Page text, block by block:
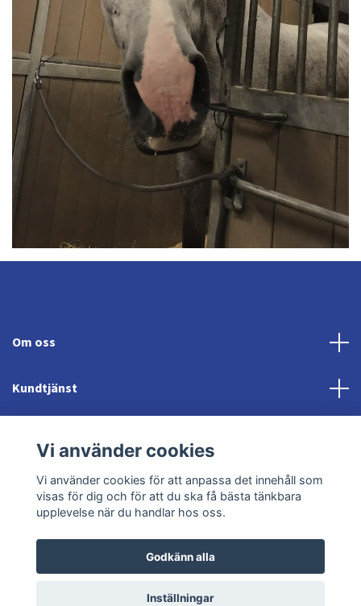
Om oss
Kundtjänst
Sociala medier
© 2026 Jonröds EquishopPowered by Quickbutik
Vi använder cookies
Vi använder cookies för att anpassa det innehåll som
visas för dig och för att du ska få bästa tänkbara
upplevelse när du handlar hos oss.
Godkänn alla
Inställningar